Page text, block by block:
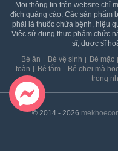
Mọi thông tin trên website chỉ
đích quảng cáo. Các sản phẩm
phải là thuốc chữa bệnh, hiệu
Việc sử dụng thực phẩm chức
sĩ, dược sĩ
Bé ăn
Bé vệ sinh Bé mặc
toàn
Bé tắm Bé chơi mà
trong
© 2014 - 2026